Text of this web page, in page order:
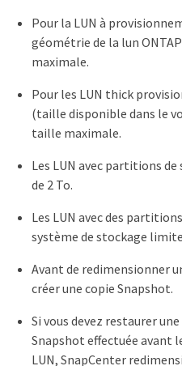
Pour la LUN à
géométrie de la lun
maximale.
Pour les LUN thick
(taille disponible dans le
taille maximale.
Les LUN avec partitions
de 2 To.
Les LUN avec des
système de stockage limite
Avant de redimensionner
créer une copie Snapshot.
Si vous devez restaurer
Snapshot effectuée avant
LUN, SnapCenter